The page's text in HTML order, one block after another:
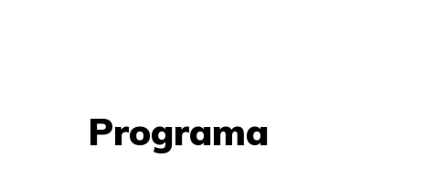
Programa